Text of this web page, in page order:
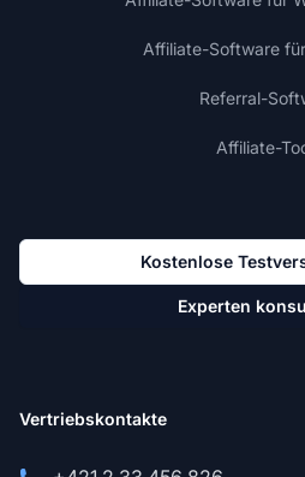
Affiliate-Software
Referral-
Affiliate-
Kostenlose
Experten
Vertriebskontakte